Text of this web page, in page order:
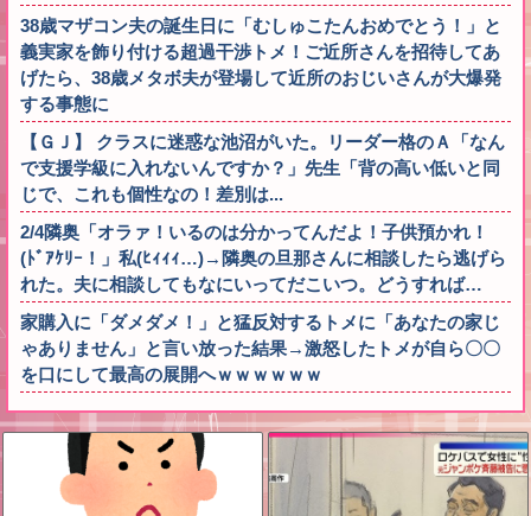
38歳マザコン夫の誕生日に「むしゅこたんおめでとう！」と
義実家を飾り付ける超過干渉トメ！ご近所さんを招待してあ
げたら、38歳メタボ夫が登場して近所のおじいさんが大爆発
する事態に
【ＧＪ】 クラスに迷惑な池沼がいた。リーダー格のＡ「なん
で支援学級に入れないんですか？」先生「背の高い低いと同
じで、これも個性なの！差別は...
2/4隣奥「オラァ！いるのは分かってんだよ！子供預かれ！
(ﾄﾞｱｹﾘｰ！」私(ﾋｨｨｨ…)→隣奥の旦那さんに相談したら逃げら
れた。夫に相談してもなにいってだこいつ。どうすれば…
家購入に「ダメダメ！」と猛反対するトメに「あなたの家じ
ゃありません」と言い放った結果→激怒したトメが自ら〇〇
を口にして最高の展開へｗｗｗｗｗｗ